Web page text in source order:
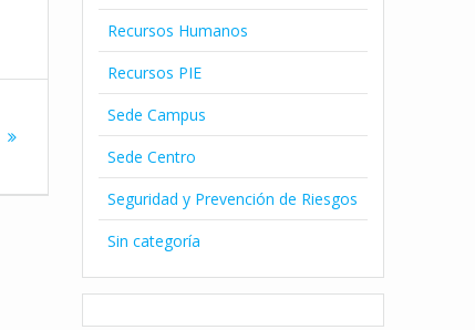
Recursos Humanos
Recursos PIE
Sede Campus
Sede Centro
Seguridad y Prevención de Riesgos
Sin categoría